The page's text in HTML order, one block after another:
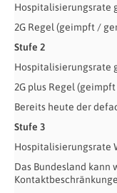
Hospitalisierungsrate
2G Regel (geimpft /
Stufe 2
Hospitalisierungsrate
2G plus Regel
Bereits heute der
Stufe 3
Hospitalisierungsrate
Das Bundesland kann